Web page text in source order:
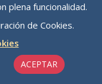
los
y cómo”, en
y
plena funcionalidad.
de Cookies.
ACEPTAR